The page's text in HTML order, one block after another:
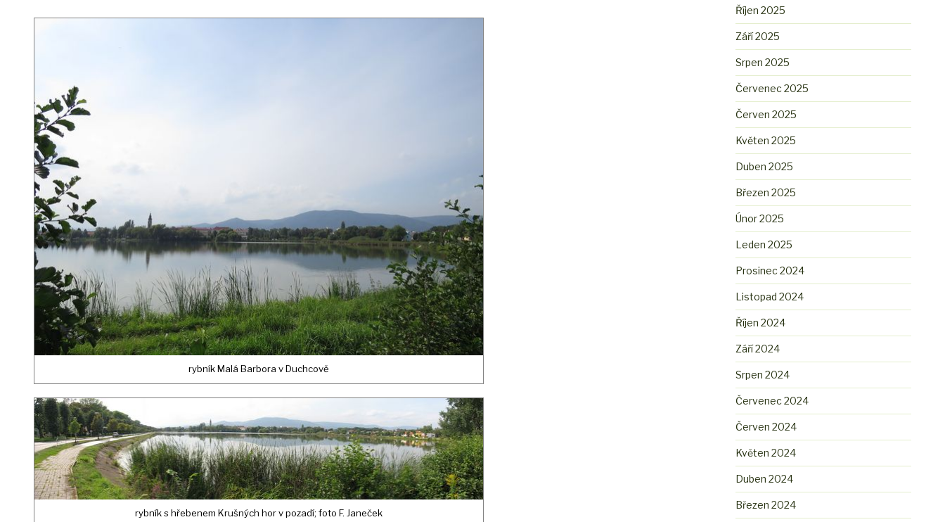
rybník Malá Barbora v Duchcově
rybník s hřebenem Krušných hor v pozadí; foto F. Janeček
Říjen 2025
Září 2025
Srpen 2025
Červenec 2025
Červen 2025
Květen 2025
Duben 2025
Březen 2025
Únor 2025
Leden 2025
Prosinec 2024
Listopad 2024
Říjen 2024
Září 2024
Srpen 2024
Červenec 2024
Červen 2024
Květen 2024
Duben 2024
Březen 2024